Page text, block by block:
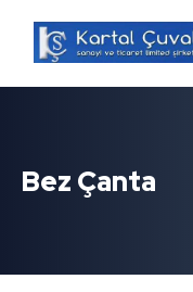
Bez Çanta